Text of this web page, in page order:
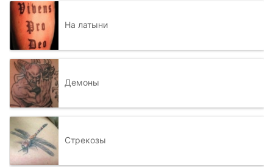
На латыни
Демоны
Стрекозы